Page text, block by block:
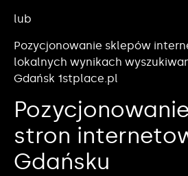
lub
Pozycjonowanie sklepów
lokalnych wynikach
Gdańsk 1stplace.pl
stron
Gdańsku